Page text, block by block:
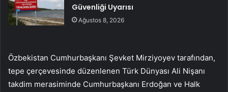
Güvenliği Uyarısı
Ağustos 8, 2026
Özbekistan Cumhurbaşkanı Şevket Mirziyoyev tarafından,
tepe çerçevesinde düzenlenen Türk Dünyası Ali Nişanı
takdim merasiminde Cumhurbaşkanı Erdoğan ve Halk